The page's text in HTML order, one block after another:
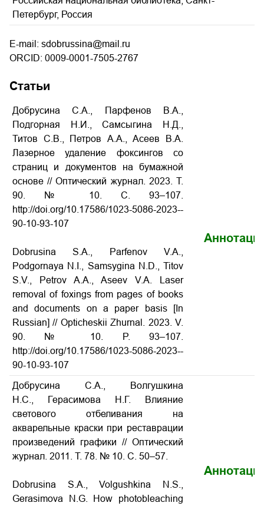
Петербург, Россия
E-mail: sdobrussina@mail.ru
ORCID: 0009-0001-7505-2767
Статьи
Добрусина С.А., Парфенов В.А.,
Подгорная Н.И., Самсыгина Н.Д.,
Титов С.В., Петров А.А., Асеев В.А.
Лазерное удаление фоксингов со
страниц и документов на бумажной
основе // Оптический журнал. 2023.Т.
90. № 10.С . 93–107.
http://doi.org/10.17586/1023­-5086­-2023-­
90-­10-­93­-107
Dobrusina S.A., Parfenov V.A.,
Podgornaya N.I., Samsygina N.D., Titov
S.V., Petrov A.A., Aseev V.A. Laser
removal of foxings from pages of books
and documents on a paper basis [In
Russian] // Opticheskii Zhurnal. 2023. V.
90. № 10. P. 93–107.
http://doi.org/10.17586/1023-­5086­-2023-­
90­-10-­93­-107
Добрусина С.А., Волгушкина
Н.С., Герасимова Н.Г. Влияние
светового отбеливания на
акварельные краски при реставрации
произведений графики // Оптический
журнал. 2011. Т. 78. № 10. С. 50–57.
Dobrusina S.A., Volgushkina N.S.,
Gerasimova N.G. How photobleaching